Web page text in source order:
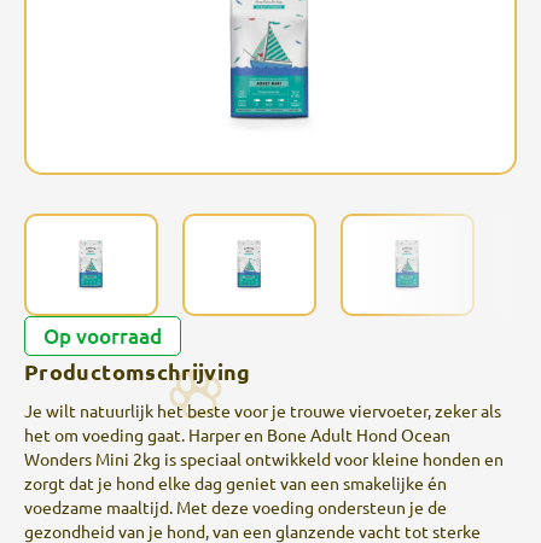
Op voorraad
Productomschrijving
Je wilt natuurlijk het beste voor je trouwe viervoeter, zeker als
het om voeding gaat. Harper en Bone Adult Hond Ocean
Wonders Mini 2kg is speciaal ontwikkeld voor kleine honden en
zorgt dat je hond elke dag geniet van een smakelijke én
voedzame maaltijd. Met deze voeding ondersteun je de
gezondheid van je hond, van een glanzende vacht tot sterke